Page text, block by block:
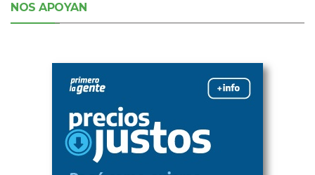
NOS APOYAN